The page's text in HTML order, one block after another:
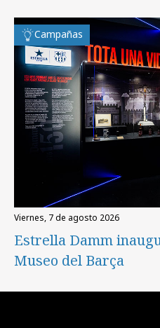
Campañas
viernes, 7 de agosto 2026
Estrella Damm
Museo del Barça